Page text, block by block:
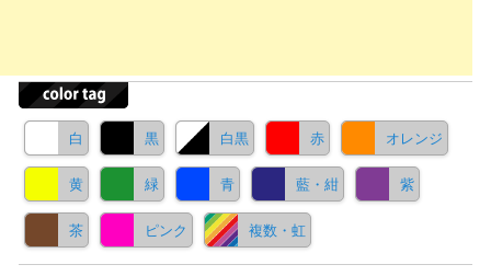
白 黒 白黒 赤 オレンジ
黄 緑 青 藍・紺 紫
茶 ピンク 複数・虹